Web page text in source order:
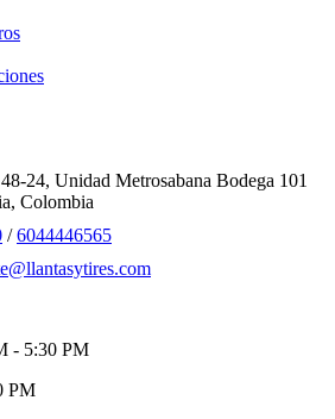
24, Unidad Metrosabana Bodega 101
, Colombia
/6044446565
- 5:30 PM
PM